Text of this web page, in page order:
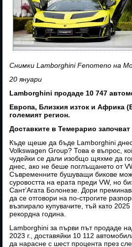
Снимки Lamborghini Fenomeno на
20 януари
Lamborghini продаде 10 747
Европа, Близкия изток и Африка
големият регион.
Доставките в Темерарио започват
Къде щеше да бъде Lamborghini
Volkswagen Group? Това е въпрос,
чудейки се дали изобщо щяхме да
днес, ако не беше поглъщането от
Съвременните бушуващи бикове
суровостта на ерата преди VW, но
Сант’Агата Болонезе. Дори
да се отговори на по-строгите
възпирало купувачите, тъй като
рекордна година.
Lamborghini за първи път продаде
2023 г., доставяйки 10 112
да нарасне с шест процента през